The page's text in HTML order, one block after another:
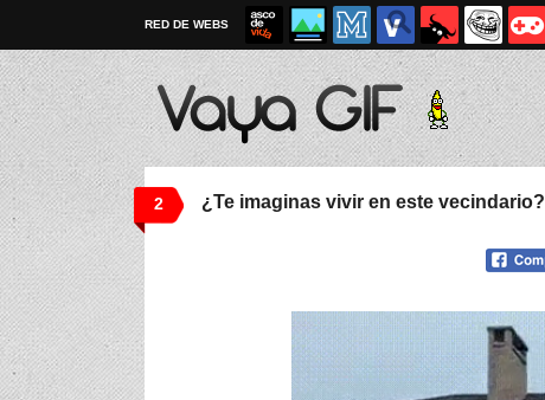
RED DE WEBS
2 ¿Te imaginas vivir en este vecindario?